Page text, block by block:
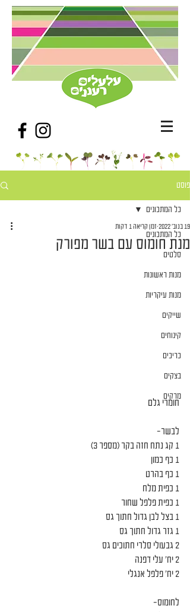
פוסט
כל המתכונים
סלטים
מנות ראשונות
מנות עיקריות
שייקים
קינוחים
כריכים
בצקים
מרקים
כל המתכונים
מנת חומוס עם בשר מפורק
19 בנוב׳ 2022 זמן קריאה 1 דקות
חומרי גלם
לבשר-
1 קג נתח חזה בקר (מספר 3)
1 כף כמון
1 כף בהרט
1 כפית מלח
1 כפית פלפל שחור
1 בצל לבן גדול חתוך גס
1 גזר גדול חתוך גס
2 גבעולי סלרי חתוכים גס
2 יח׳ עלי דפנה
2 יח׳ פלפל אנגלי
לחומוס-